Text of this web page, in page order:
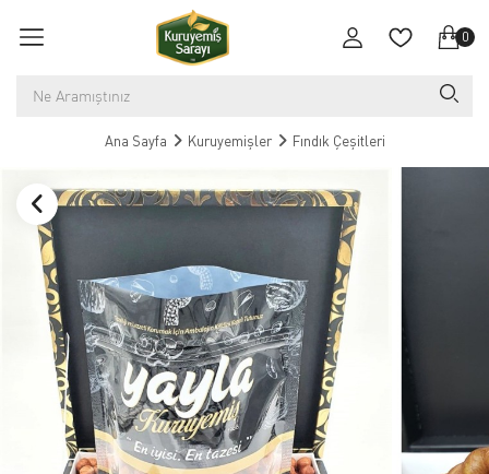
0
Ana Sayfa Kuruyemişler Fındık Çeşitleri